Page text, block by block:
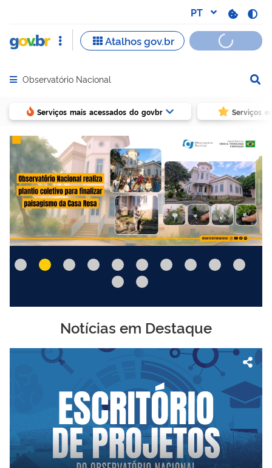
Abrir menu principal de navegação
Observatório Nacional
Serviços mais acessados do govbr Serviços
Notícias em Destaque